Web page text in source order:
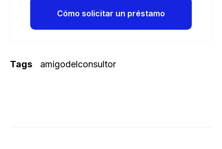
Cómo solicitar un préstamo
Tags amigodelconsultor